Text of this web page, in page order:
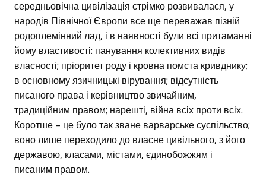
середньовічна цивілізація стрімко розвивалася, у
народів Північної Європи все ще переважав пізній
родоплемінний лад, і в наявності були всі притаманні
йому властивості: панування колективних видів
власності; пріоритет роду і кровна помста кривднику;
в основному язичницькі вірування; відсутність
писаного права і керівництво звичайним,
традиційним правом; нарешті, війна всіх проти всіх.
Коротше – це було так зване варварське суспільство;
воно лише переходило до власне цивільного, з його
державою, класами, містами, єдинобожжям і
писаним правом.